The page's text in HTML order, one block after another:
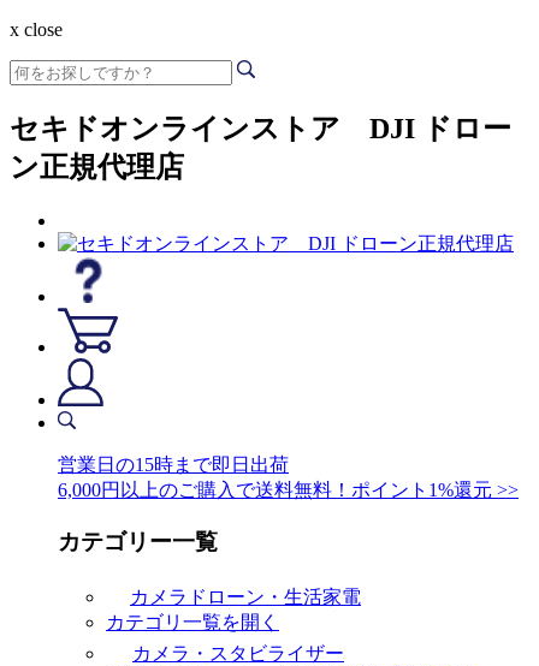
x close
セキドオンラインストア DJI ドロー
ン正規代理店
営業日の15時まで即日出荷
6,000円以上のご購入で送料無料！ポイント1%還元 >>
カテゴリー一覧
カメラドローン・生活家電
カテゴリ一覧を開く
カメラ・スタビライザー